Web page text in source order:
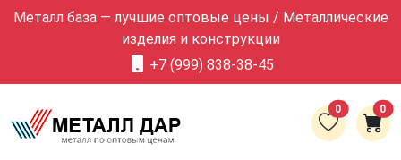
Металл база — лучшие оптовые цены / Металлические
изделия и конструкции
+7 (999) 838-38-45
0 0